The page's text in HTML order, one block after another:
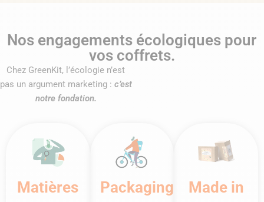
Nos engagements écologiques pour
vos coffrets.
Chez GreenKit, l’écologie n’est
pas un argument marketing : c’est
notre fondation.
Matières
Packaging
Made in